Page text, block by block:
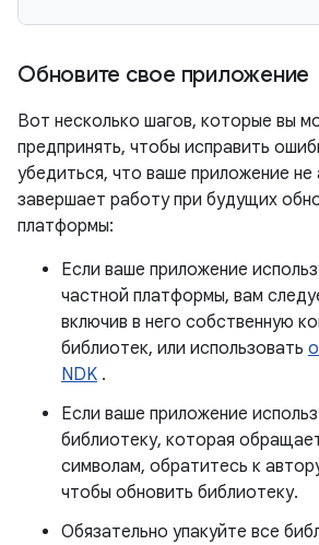
Обновите свое приложение
Вот несколько шагов, которые вы
предпринять, чтобы исправить
убедиться, что ваше приложение не
завершает работу при будущих
платформы:
Если ваше приложение
частной платформы, вам
включив в него собственную
библиотек, или использовать
NDK .
Если ваше приложение
библиотеку, которая
символам, обратитесь к
чтобы обновить библиотеку.
Обязательно упакуйте все